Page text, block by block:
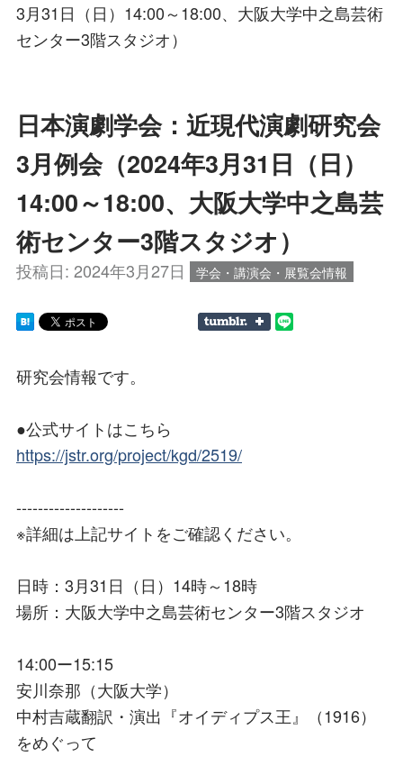
3月31日（日）14:00～18:00、大阪大学中之島芸術
センター3階スタジオ）
日本演劇学会：近現代演劇研究会
3月例会（2024年3月31日（日）
14:00～18:00、大阪大学中之島芸
術センター3階スタジオ）
投稿日: 2024年3月27日 学会・講演会・展覧会情報
研究会情報です。
●公式サイトはこちら
https://jstr.org/project/kgd/2519/
--------------------
※詳細は上記サイトをご確認ください。
日時：3月31日（日）14時～18時
場所：大阪大学中之島芸術センター3階スタジオ
14:00ー15:15
安川奈那（大阪大学）
中村吉蔵翻訳・演出『オイディプス王』（1916）
をめぐって